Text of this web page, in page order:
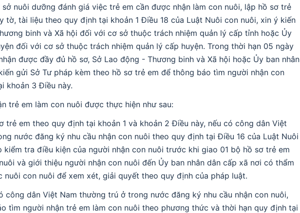
nuôi dưỡng đánh giá việc trẻ em cần được nhận làm con nuôi, lập hồ sơ trẻ
tờ, tài liệu theo quy định tại khoản 1 Điều 18 của Luật Nuôi con nuôi, xin ý kiến
binh và Xã hội đối với cơ sở thuộc trách nhiệm quản lý cấp tỉnh hoặc Ủy
đối với cơ sở thuộc trách nhiệm quản lý cấp huyện. Trong thời hạn 05 ngày
được đầy đủ hồ sơ, Sở Lao động - Thương binh và Xã hội hoặc Ủy ban nhân
gửi Sở Tư pháp kèm theo hồ sơ trẻ em để thông báo tìm người nhận con
khoản 3 Điều này.
trẻ em làm con nuôi được thực hiện như sau:
trẻ em theo quy định tại khoản 1 và khoản 2 Điều này, nếu có công dân Việt
nước đăng ký nhu cầu nhận con nuôi theo quy định tại Điều 16 của Luật Nuôi
kiểm tra điều kiện của người nhận con nuôi trước khi giao 01 bộ hồ sơ trẻ em
và giới thiệu người nhận con nuôi đến Ủy ban nhân dân cấp xã nơi có thẩm
nuôi con nuôi để xem xét, giải quyết theo quy định của pháp luật.
công dân Việt Nam thường trú ở trong nước đăng ký nhu cầu nhận con nuôi,
tìm người nhận trẻ em làm con nuôi theo phương thức và thời hạn quy định tại